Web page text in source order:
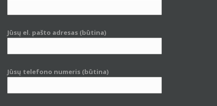
Jūsų el. pašto adresas (būtina)
Jūsų telefono numeris (būtina)